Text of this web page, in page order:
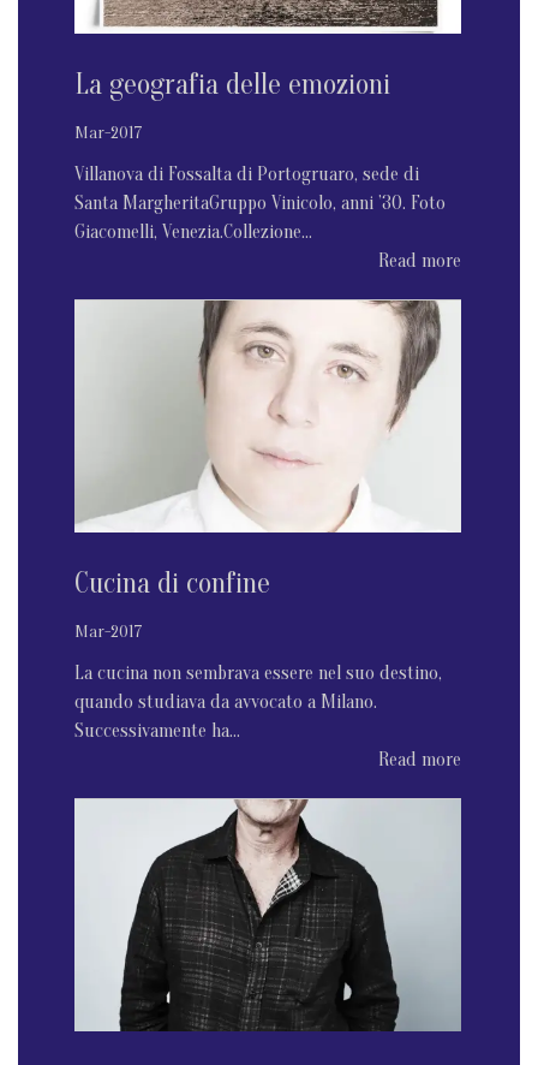
La geografia delle emozioni
Mar-2017
Villanova di Fossalta di Portogruaro, sede di
Santa MargheritaGruppo Vinicolo, anni ’30. Foto
Giacomelli, Venezia.Collezione...
Read more
Cucina di confine
Mar-2017
La cucina non sembrava essere nel suo destino,
quando studiava da avvocato a Milano.
Successivamente ha...
Read more